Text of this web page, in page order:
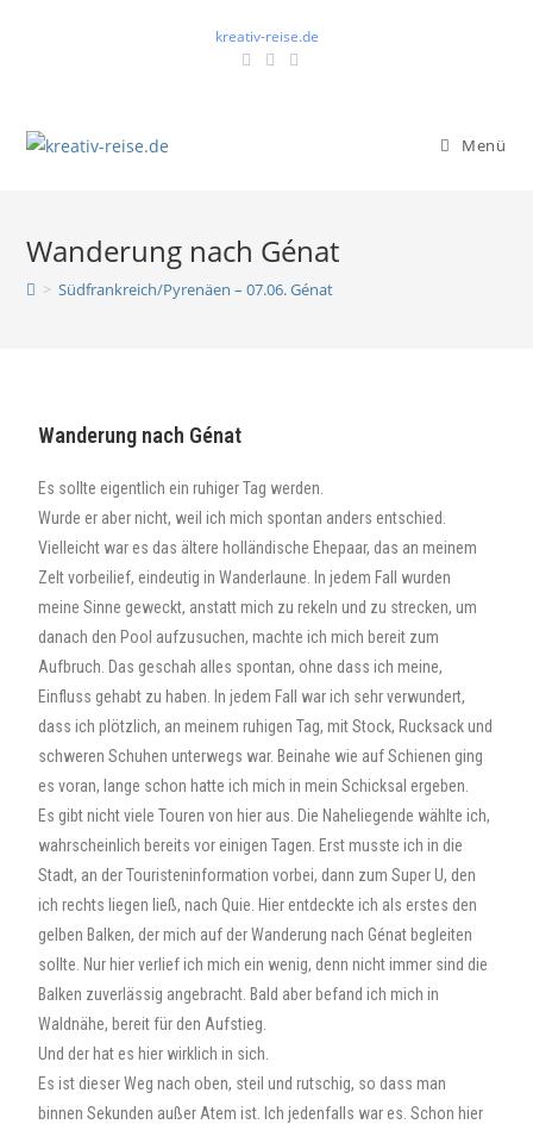
kreativ-reise.de
Menü
Wanderung nach Génat
> Südfrankreich/Pyrenäen – 07.06. Génat
Wanderung nach Génat
Es sollte eigentlich ein ruhiger Tag werden.
Wurde er aber nicht, weil ich mich spontan anders entschied.
Vielleicht war es das ältere holländische Ehepaar, das an meinem
Zelt vorbeilief, eindeutig in Wanderlaune. In jedem Fall wurden
meine Sinne geweckt, anstatt mich zu rekeln und zu strecken, um
danach den Pool aufzusuchen, machte ich mich bereit zum
Aufbruch. Das geschah alles spontan, ohne dass ich meine,
Einfluss gehabt zu haben. In jedem Fall war ich sehr verwundert,
dass ich plötzlich, an meinem ruhigen Tag, mit Stock, Rucksack und
schweren Schuhen unterwegs war. Beinahe wie auf Schienen ging
es voran, lange schon hatte ich mich in mein Schicksal ergeben.
Es gibt nicht viele Touren von hier aus. Die Naheliegende wählte ich,
wahrscheinlich bereits vor einigen Tagen. Erst musste ich in die
Stadt, an der Touristeninformation vorbei, dann zum Super U, den
ich rechts liegen ließ, nach Quie. Hier entdeckte ich als erstes den
gelben Balken, der mich auf der Wanderung nach Génat begleiten
sollte. Nur hier verlief ich mich ein wenig, denn nicht immer sind die
Balken zuverlässig angebracht. Bald aber befand ich mich in
Waldnähe, bereit für den Aufstieg.
Und der hat es hier wirklich in sich.
Es ist dieser Weg nach oben, steil und rutschig, so dass man
binnen Sekunden außer Atem ist. Ich jedenfalls war es. Schon hier